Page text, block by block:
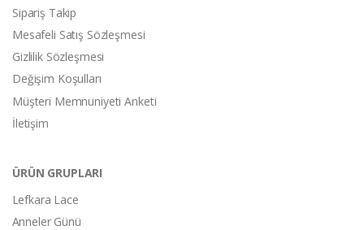
Sipariş Takip
Mesafeli Satış Sözleşmesi
Gizlilik Sözleşmesi
Değişim Koşulları
Müşteri Memnuniyeti Anketi
İletişim
ÜRÜN GRUPLARI
Lefkara Lace
Anneler Günü